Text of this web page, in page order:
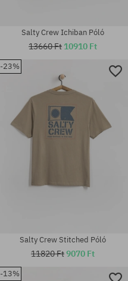
Elérhető méretek:
M; L; XL
Salty Crew Ichiban Póló
13660 Ft 10910 Ft
-23%
Salty Crew Stitched Póló
11820 Ft9070 Ft
-13%